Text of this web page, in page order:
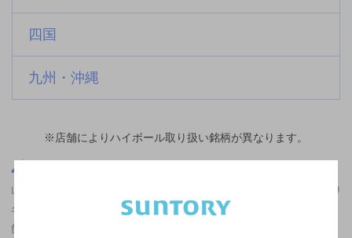
四国
九州・沖縄
※店舗によりハイボール取り扱い銘柄が異なります。
山口県,飲茶・点心,ザ・プレミアム・モルツ香るエールが飲める,30
名以上の宴会・パーティ歓迎,5,000円以上～7,000円未満,個室あり/
飲み放題ありのお店